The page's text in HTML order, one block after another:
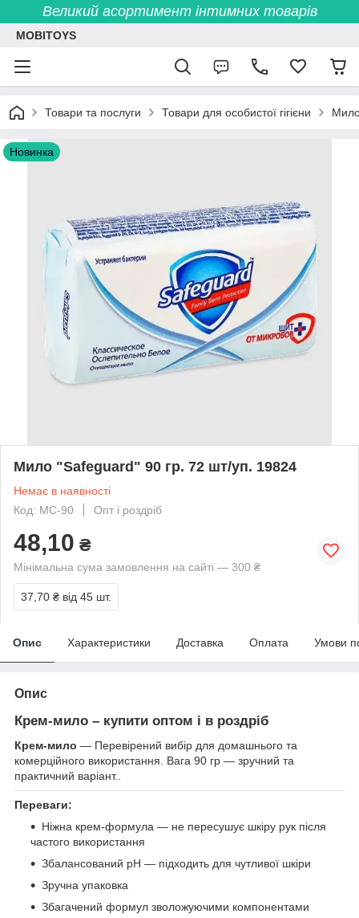
Великий асортимент інтимних товарів
MOBITOYS
Товари та послуги Товари для особистої гігієни
Новинка
Мило "Safeguard" 90 гр. 72 шт/уп. 19824
Немає в наявності
Код: МС-90
Опт і роздріб
48,10 ₴
Мінімальна сума замовлення на сайті — 300 ₴
37,70 ₴ від 45 шт.
Опис Характеристики Доставка Оплата Умови
Опис
Крем-мило – купити оптом і в роздріб
Крем-мило — Перевірений вибір для домашнього та
комерційного використання. Вага 90 гр — зручний та
практичний варіант..
Переваги:
Ніжна крем-формула — не пересушує шкіру рук після
частого використання
Збалансований pH — підходить для чутливої шкіри
Зручна упаковка
Збагачений формул зволожуючими компонентами